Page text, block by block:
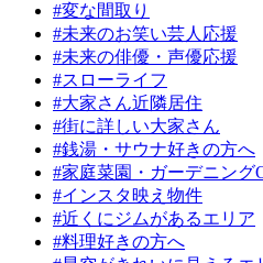
#変な間取り
#未来のお笑い芸人応援
#未来の俳優・声優応援
#スローライフ
#大家さん近隣居住
#街に詳しい大家さん
#銭湯・サウナ好きの方へ
#家庭菜園・ガーデニング
#インスタ映え物件
#近くにジムがあるエリア
#料理好きの方へ